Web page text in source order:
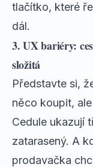
tlačítko, které
dál.
3. UX bariéry:
složitá
Představte si,
něco koupit,
Cedule ukazují
zatarasený. A
prodavačka